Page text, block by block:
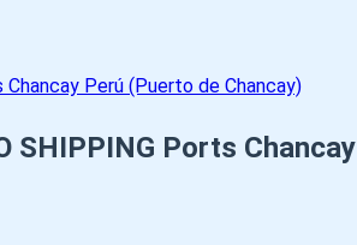
Perú (Puerto de Chancay)
Ports